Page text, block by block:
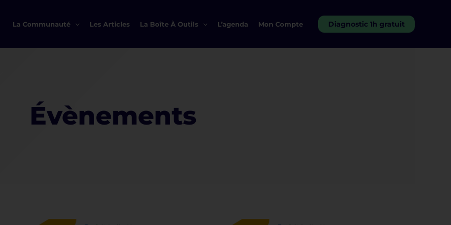
La Communauté Les Articles La Boîte À Outils L’agenda Mon Compte Diagnostic 1h gratuit
Évènements